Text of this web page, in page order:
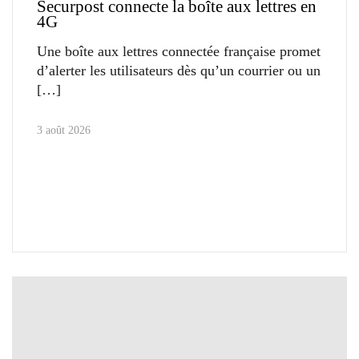
Securpost connecte la boîte aux lettres en
4G
Une boîte aux lettres connectée française promet
d’alerter les utilisateurs dès qu’un courrier ou un
3 août 2026